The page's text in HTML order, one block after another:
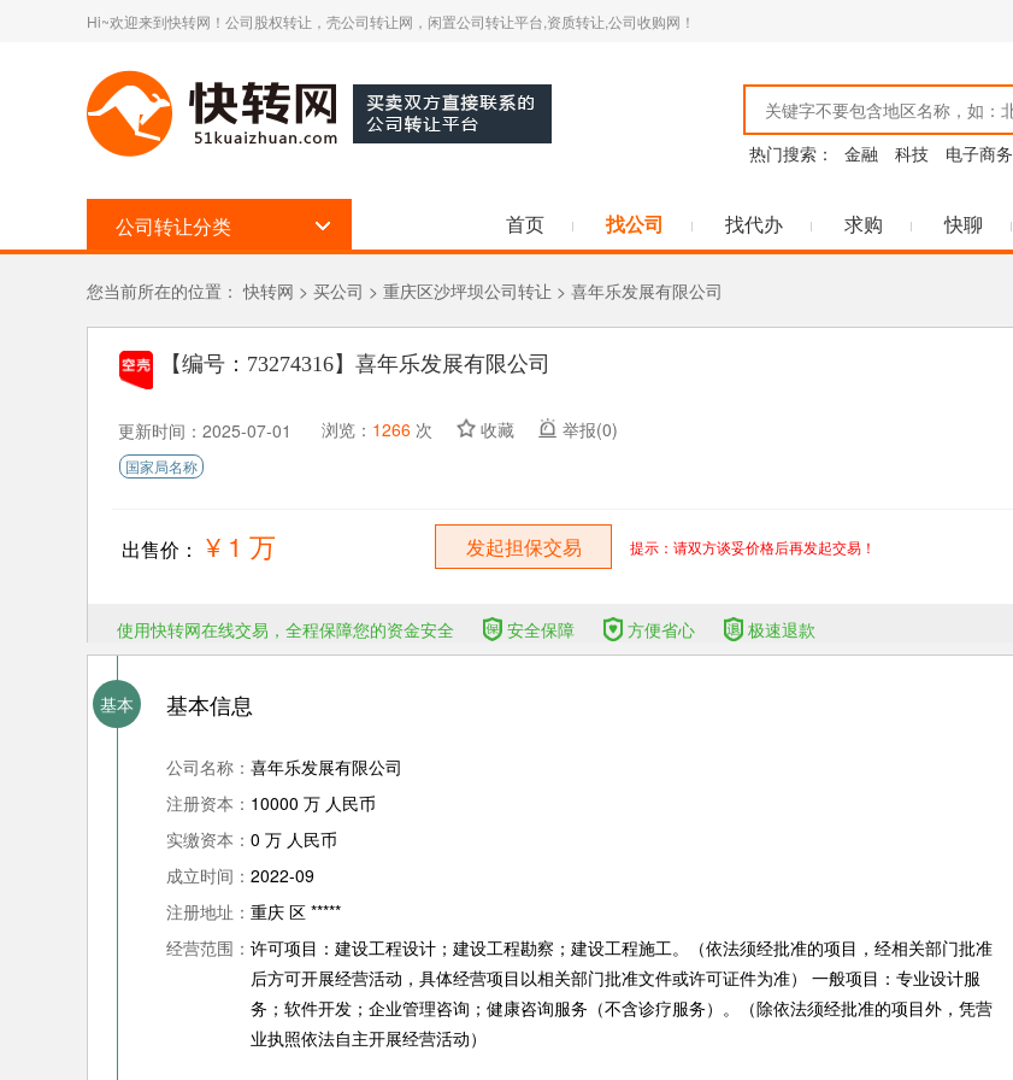
Hi~欢迎来到快转网！公司股权转让，壳公司转让网，闲置公司转让平台,资质转让,公司收购网！
热门搜索： 金融 科技 电子商务
公司转让分类 首页 找公司 找代办 求购 快聊
您当前所在的位置：快转网 > 买公司 > 重庆区沙坪坝公司转让 > 喜年乐发展有限公司
【编号：73274316】 喜年乐发展有限公司
更新时间：2025-07-01 浏览： 1266次 收藏 举报(0)
国家局名称
出售价： ¥ 1 万 发起担保交易 提示：请双方谈妥价格后再发起交易！
使用快转网在线交易，全程保障您的资金安全 安全保障 方便省心 极速退款
基本 基本信息
公司名称： 喜年乐发展有限公司
注册资本： 10000 万 人民币
实缴资本： 0 万 人民币
成立时间： 2022-09
注册地址： 重庆 区 *****
经营范围： 许可项目：建设工程设计；建设工程勘察；建设工程施工。（依法须经批准的项目，经相关部门批准
后方可开展经营活动，具体经营项目以相关部门批准文件或许可证件为准） 一般项目：专业设计服
务；软件开发；企业管理咨询；健康咨询服务（不含诊疗服务）。（除依法须经批准的项目外，凭营
业执照依法自主开展经营活动）